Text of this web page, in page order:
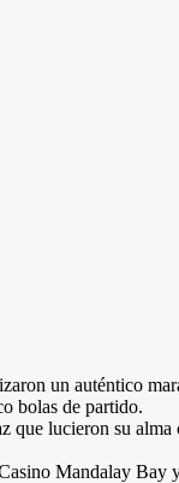
un auténtico
bolas de partido.
lucieron su alma
Mandalay Bay